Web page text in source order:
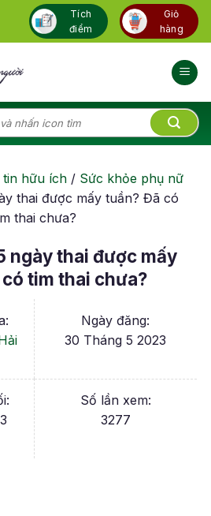
Tích
điểm
Giỏ
hàng
tin hữu ích / Sức khỏe phụ nữ
thai được mấy tuần? Đã có
thai chưa?
ngày thai được mấy
tim thai chưa?
Ngày đăng:
30 Tháng 5 2023
Số lần xem:
3277